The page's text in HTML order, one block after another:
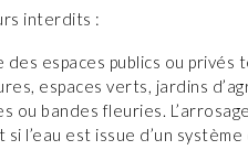
interdits :
des espaces publics ou
espaces verts, jardins
ou bandes fleuries.
si l’eau est issue d’un